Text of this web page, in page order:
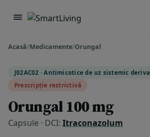
Acasă/Medicamente/Orungal
J02AC02 · Antimicotice de uz sistemic
Prescripție restrictivă
Orungal 100 mg
Capsule · DCI: Itraconazolum